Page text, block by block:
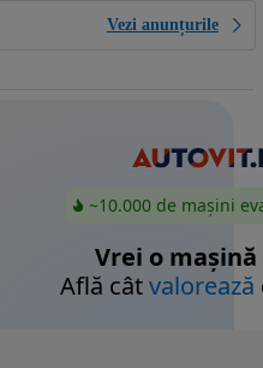
Vezi anunțurile
~10.000 de mașini
Vrei o mașină
Află câtvalorează